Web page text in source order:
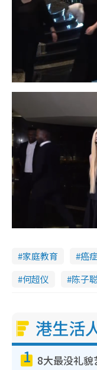
家庭教育 癌
何超仪
陈子
港生活
1